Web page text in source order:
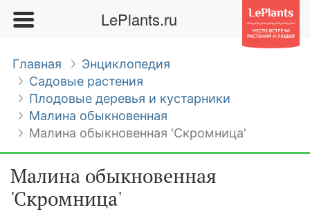
LePlants.ru
Главная
Энциклопедия
Садовые растения
Плодовые деревья и кустарники
Малина обыкновенная
Малина обыкновенная 'Скромница'
Малина обыкновенная
'Скромница'